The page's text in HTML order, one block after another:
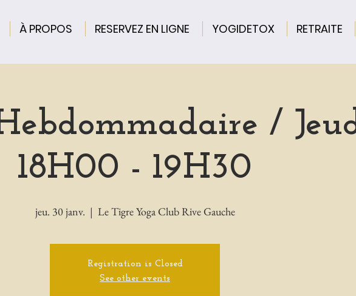
À PROPOS RESERVEZ EN LIGNE YOGIDETOX RETRAITE
/
18H00 - 19H30
jeu. 30 janv.
  |
Le Tigre Yoga Club Rive Gauche
Registration is Closed
See other events